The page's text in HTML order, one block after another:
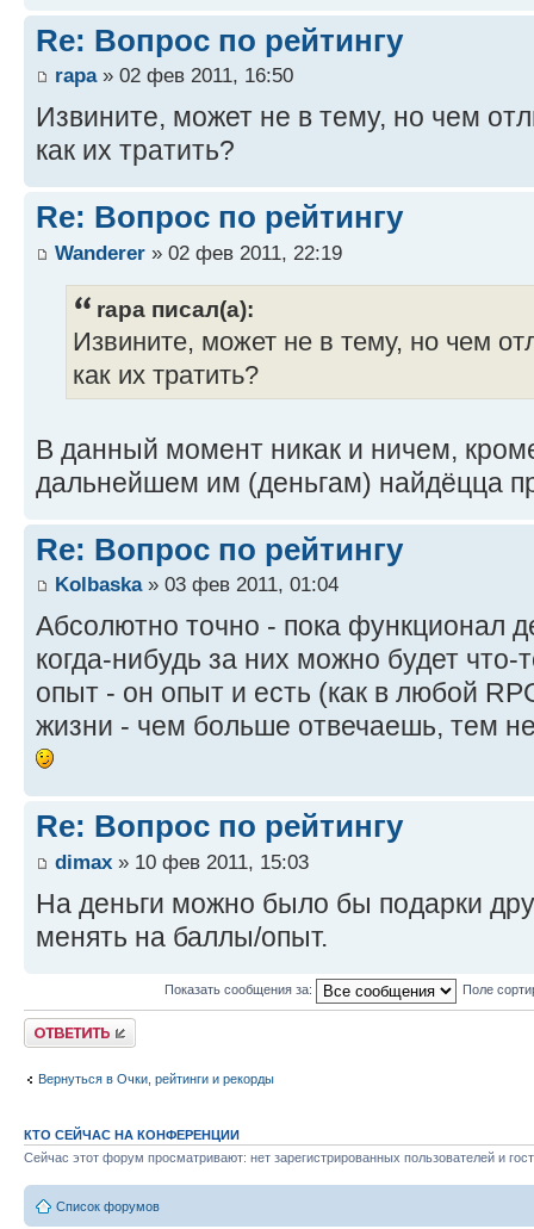
Re: Вопрос по рейтингу
rapa» 02 фев 2011, 16:50
Извините, может не в тему, но чем
как их тратить?
Re: Вопрос по рейтингу
Wanderer » 02 фев 2011, 22:19
rapa писал(а):
Извините, может не в тему, но чем
как их тратить?
В данный момент никак и ничем,
дальнейшем им (деньгам) найдёцца
Re: Вопрос по рейтингу
Kolbaska» 03 фев 2011, 01:04
Абсолютно точно - пока функционал
когда-нибудь за них можно будет
опыт - он опыт и есть (как в любой
жизни - чем больше отвечаешь, тем
Re: Вопрос по рейтингу
dimax » 10 фев 2011, 15:03
На деньги можно было бы подарки
менять на баллы/опыт.
Показать сообщения за: Поле
Ответить
Вернуться в Очки, рейтинги и рекорды
КТО СЕЙЧАС НА КОНФЕРЕНЦИИ
Сейчас этот форум просматривают: нет зарегистрированных пользователей и
Список форумов